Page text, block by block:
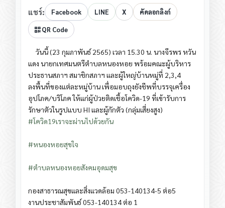
แชร์: Facebook LINE X คัดลอกลิงก์
QR Code
วันนี้ (23 กุมภาพันธ์ 2565)​ เวลา 15.30​ น. นางจีรพร​ หวัน
แดง​ นายกเ​ทศมนตรีตำบลหนองหอย​ พร้อมคณะผู้บริหาร
ประธานสภาฯ​ สมาชิกสภาฯ และผู้ใหญ่บ้านหมู่ที่ 2,3,4
ลงพื้นที่ของแต่ละหมู่บ้าน เพื่อมอบถุงยังชีพที่บรรจุเครื่อง
อุปโภค/บริโภค ให้แก่ผู้ป่วยติดเชื้อโควิด-19 ที่เข้ารับการ
รักษาตัวในรูปแบบ HI และผู้กักตัว (กลุ่มเสี่ยงสูง)
#โควิด19เราจะผ่านไปด้วยกัน
#หนองหอยสุขใจ
#ตำบลหนองหอยสังคมอุดมสุข
กองสาธารณสุข​และ​สิ่ง​แวดล้อม​ 053-140134​-5​ ต่อ​5
งานประชาสัมพันธ์ 053-140134 ต่อ 1